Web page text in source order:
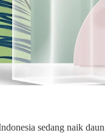
sedang naik